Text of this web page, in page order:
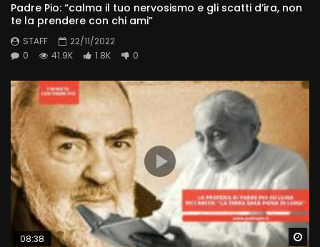
Padre Pio: “calma il tuo nervosismo e gli scatti d’ira, non
te la prendere con chi ami”
STAFF
22/11/2022
0
41.9K 1.8K 0
08:38